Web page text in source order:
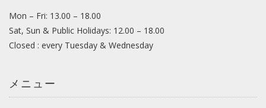
Mon – Fri: 13.00 – 18.00
Sat, Sun & Public Holidays: 12.00 – 18.00
Closed : every Tuesday & Wednesday
メニュー